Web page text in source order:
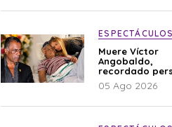
ESPECTÁCULOS
Muere Víctor
Angobaldo,
recordado
de la farándula
expareja de
05 Ago 2026